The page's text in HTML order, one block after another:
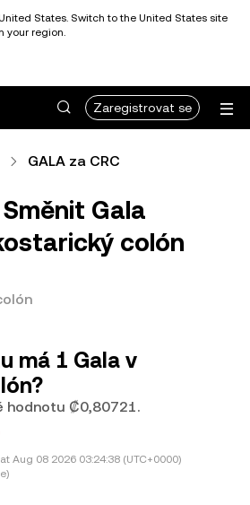
States. Switch to the United States site
your region.
Zaregistrovat se
GALA za CRC
Gala
colón
má 1 Gala v
hodnotu ₡0,80721.
Aug 08 2026 03:24:38 (UTC+0000)